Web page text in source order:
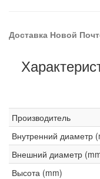
Доставка Новой
Производитель
Внутренний диаметр
Внешний диаметр
Высота (mm)